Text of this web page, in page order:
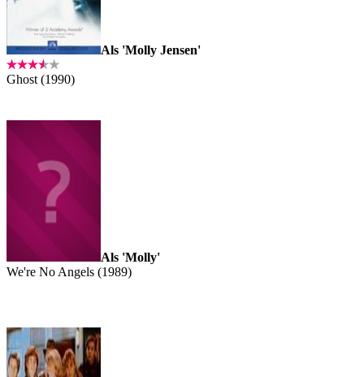
Als 'Molly Jensen'
Ghost (1990)
Als 'Molly'
We're No Angels (1989)